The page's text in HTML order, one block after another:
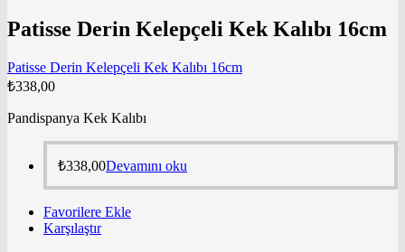
Patisse Derin Kelepçeli Kek Kalıbı 16cm
Patisse Derin Kelepçeli Kek Kalıbı 16cm
₺338,00
Pandispanya Kek Kalıbı
₺338,00Devamını oku
Favorilere Ekle
Karşılaştır